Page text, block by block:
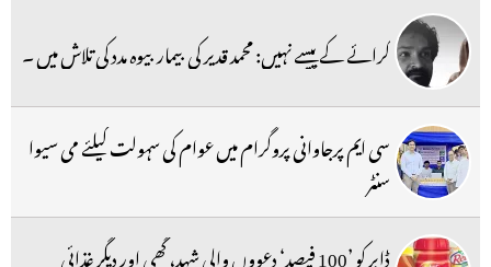
کرائے کے پیسے نہیں: محمد قدیر کی بیمار بیوہ مدد کی تلاش میں ۔
سی ایم پرجاوانی پروگرام میں عوام کی سہولت کیلئے می سیوا
سنٹر
ڈابر کو ’100 فیصد‘ دعووں والی شہد، گھی اور دیگر غذائی